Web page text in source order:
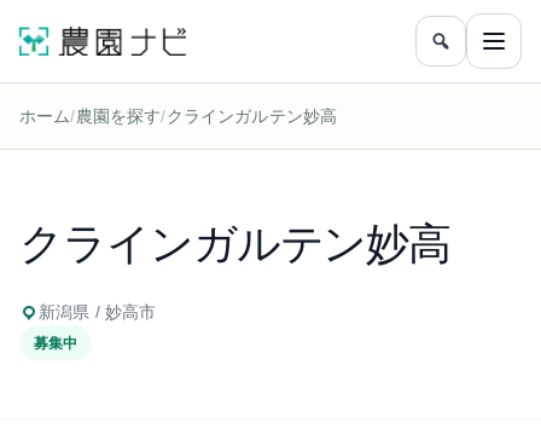
農園をフ
メニ
ホーム/農園を探す/クラインガルテン妙高
クラインガルテン妙高
新潟県 / 妙高市
募集中